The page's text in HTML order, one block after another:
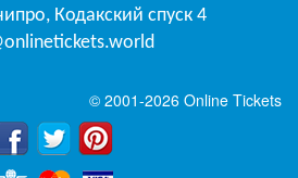
, Кодакский спуск 4
© 2001-2026 Online Tickets